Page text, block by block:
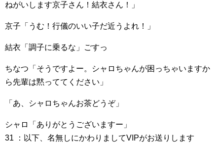
ねがいします京子さん！結衣さん！」
京子「うむ！行儀のいい子だ近うよれ！」
結衣「調子に乗るな」ごすっ
ちなつ「そうですよー。シャロちゃんが困っちゃいますか
ら先輩は黙っててください」
「あ、シャロちゃんお茶どうぞ」
シャロ「ありがとうございますー」
31 ：以下、名無しにかわりましてVIPがお送りします